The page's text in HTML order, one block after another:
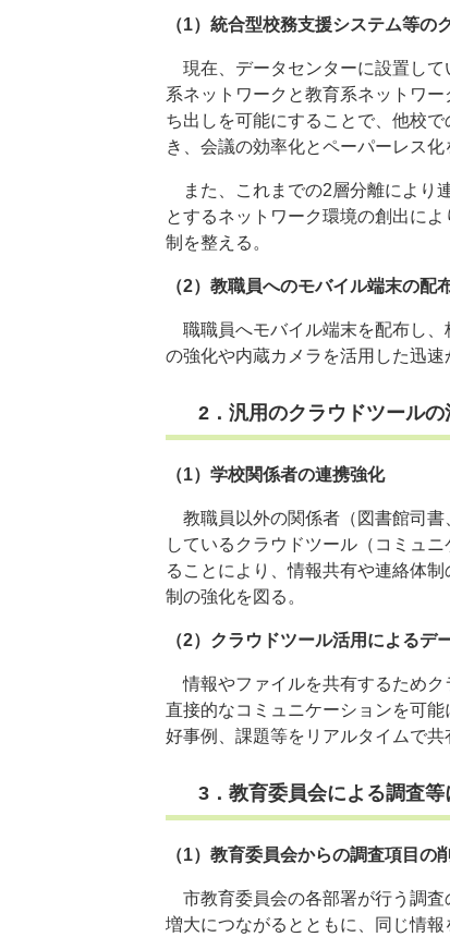
（1）統合型校務支援システム等の
現在、データセンターに設置して
系ネットワークと教育系ネットワ
ち出しを可能にすることで、他校
き、会議の効率化とペーパーレス化
また、これまでの2層分離により
とするネットワーク環境の創出に
制を整える。​
（2）教職員へのモバイル端末の配
職職員へモバイル端末を配布し、
の強化や内蔵カメラを活用した迅速
2．汎用のクラウドツールの
（1）学校関係者の連携強化
教職員以外の関係者（図書館司書
しているクラウドツール（コミュ
ることにより、情報共有や連絡体
制の強化を図る。
（2）クラウドツール活用による
情報やファイルを共有するためク
直接的なコミュニケーションを可
好事例、課題等をリアルタイムで
3．教育委員会による調査
（1）教育委員会からの調査項目の
市教育委員会の各部署が行う調査
増大につながるとともに、同じ情